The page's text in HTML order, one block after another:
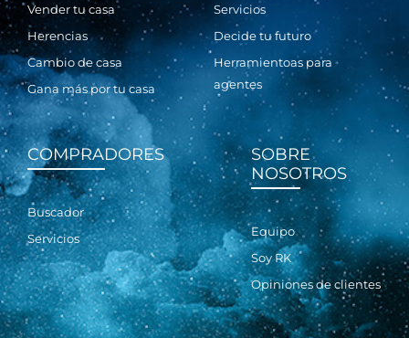
Vender tu casa
Herencias
Cambio de casa
Gana más por tu casa
Servicios
Decide tu futuro
Herramientoas para
agentes
COMPRADORES
Buscador
Servicios
SOBRE
NOSOTROS
Equipo
Soy RK
Opiniones de clientes